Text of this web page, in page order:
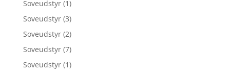
Soveudstyr (1)
Soveudstyr (3)
Soveudstyr (2)
Soveudstyr (7)
Soveudstyr (1)